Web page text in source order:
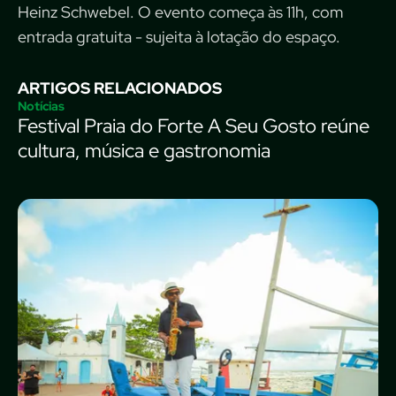
Heinz Schwebel. O evento começa às 11h, com
entrada gratuita - sujeita à lotação do espaço.
ARTIGOS RELACIONADOS
Notícias
Festival Praia do Forte A Seu Gosto reúne
cultura, música e gastronomia